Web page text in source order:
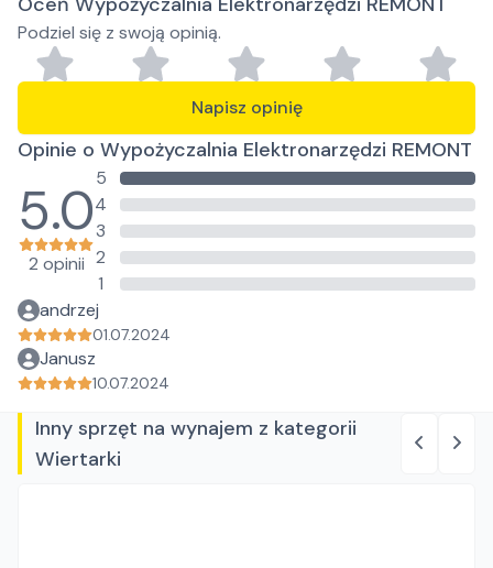
Podziel się z swoją opinią.
Napisz opinię
Opinie o Wypożyczalnia Elektronarzędzi REMONT
5.0
2 opinii
5
4
3
2
1
andrzej
01.07.2024
Janusz
10.07.2024
Inny sprzęt na wynajem z kategorii
Wiertarki